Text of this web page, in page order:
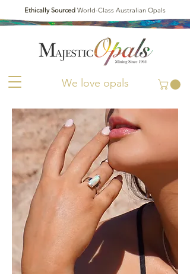
We love opals
Ethically Sourced World-Class Australian Opals